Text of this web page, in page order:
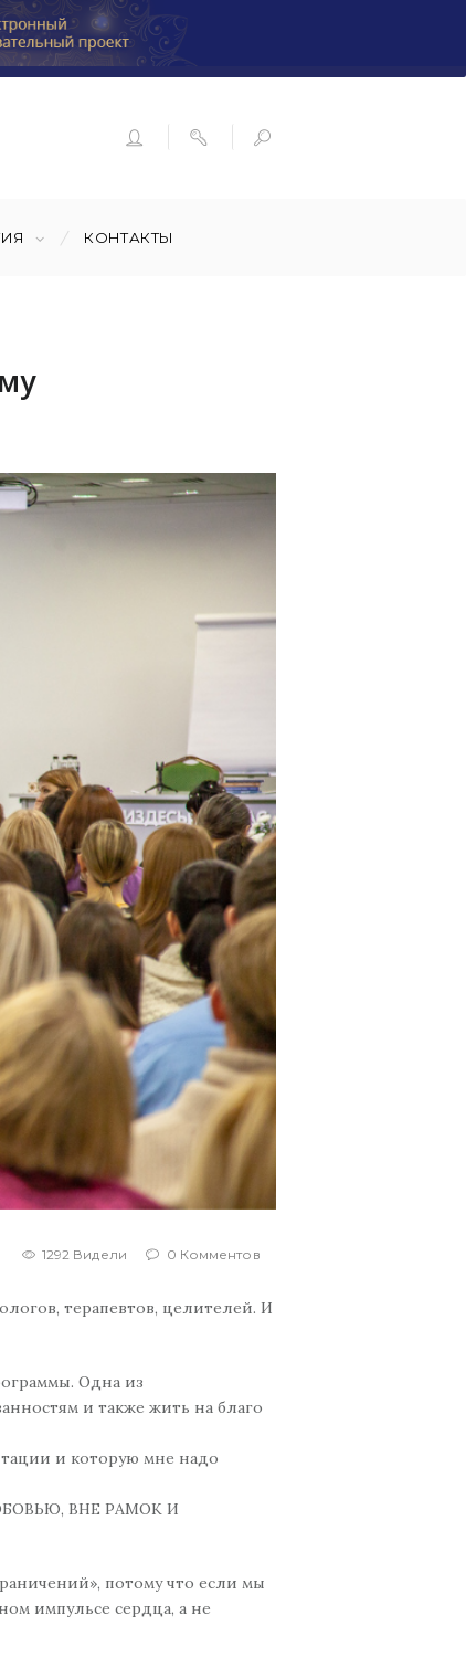
КОНТАКТЫ
1292 Видели 0 Комментов
терапевтов, целителей. И
Одна из
и также жить на благо
и которую мне надо
ВНЕ РАМОК И
потому что если мы
импульсе сердца, а не